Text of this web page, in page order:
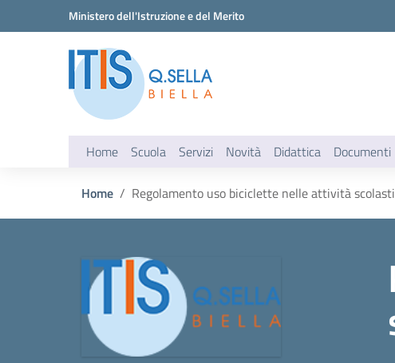
Vai ai contenuti
Vai al menu di navigazioneMinistero dell'Istruzione e del Merito
Home Scuola Servizi Novità Didattica Documenti
Home Regolamento uso biciclette nelle attività